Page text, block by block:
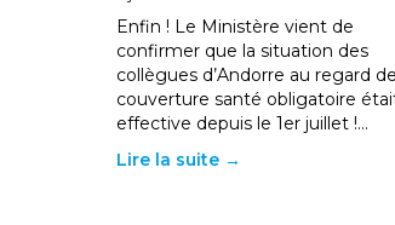
Enfin ! Le Ministère vient de
confirmer que la situation des
collègues d’Andorre au regard
couverture santé obligatoire
effective depuis le 1er juillet !…
Lire la suite →